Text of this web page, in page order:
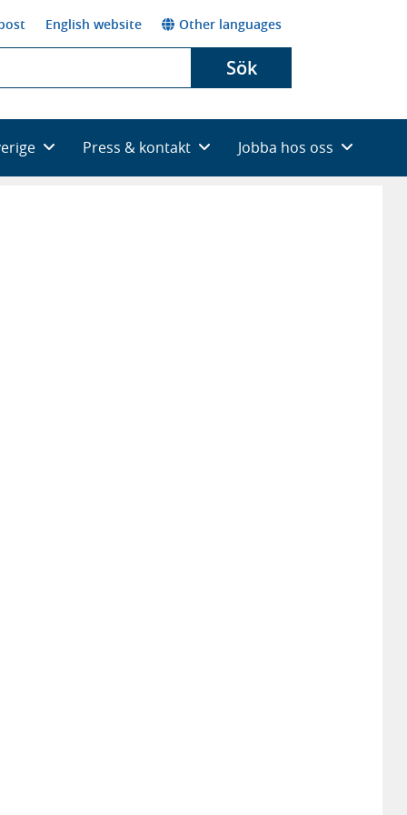
English website Other languages
Sök
Press & kontakt Jobba hos oss